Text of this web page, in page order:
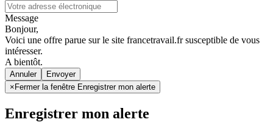
Message
Bonjour,
Voici une offre parue sur le site francetravail.fr susceptible de vous
intéresser.
A bientôt.
Annuler
× Fermer la fenêtre Enregistrer mon alerte
Enregistrer mon alerte